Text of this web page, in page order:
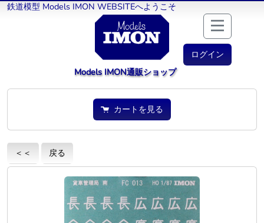
鉄道模型 Models IMON WEBSITEへようこそ
ログイン
Models IMON通販ショップ
カートを見る
＜＜ 戻る